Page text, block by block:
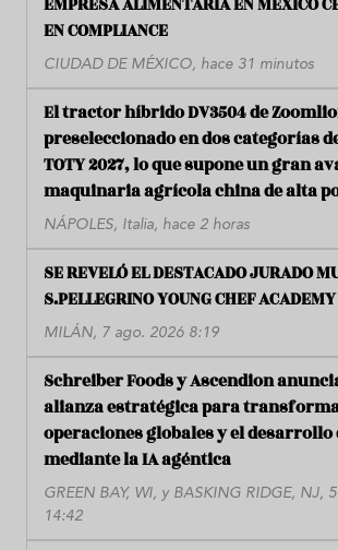
EN COMPLIANCE
CIUDAD DE MÉXICO, hace 31 minutos
El tractor híbrido DV3504 de
preseleccionado en dos categorías
TOTY 2027, lo que supone un gran
maquinaria agrícola china de alta
NÁPOLES, Italia, hace 2 horas
SE REVELÓ EL DESTACADO JURADO
S.PELLEGRINO YOUNG CHEF
MILÁN, 7 ago. 2026 8:19
Schreiber Foods y Ascendion
alianza estratégica para
operaciones globales y el
mediante la IA agéntica
GREEN BAY, WI, y BASKING RIDGE, NJ,
14:42